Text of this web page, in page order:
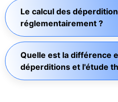
Le calcul des
réglementairement ?
Quelle est la différence
déperditions et l'étude